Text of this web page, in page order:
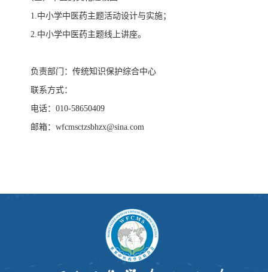
1.中小学中医药主题活动设计与实施；
2.中小学中医药主题线上讲座。
负责部门：传统知识保护综合中心
联系方式：
电话：010-58650409
邮箱：wfcmsctzsbhzx@sina.com